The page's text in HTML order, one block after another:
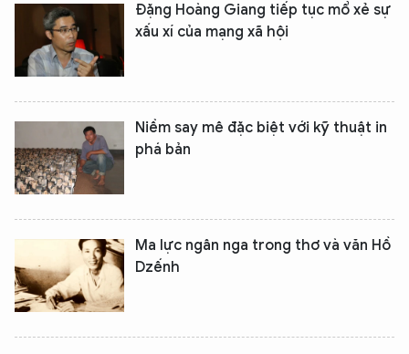
Đặng Hoàng Giang tiếp tục mổ xẻ sự
xấu xí của mạng xã hội
Niềm say mê đặc biệt với kỹ thuật in
phá bản
Ma lực ngân nga trong thơ và văn Hồ
Dzếnh